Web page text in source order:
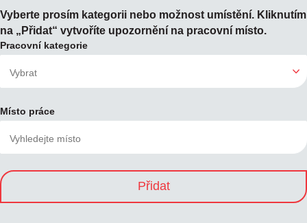
Vyberte prosím kategorii nebo možnost umístění. Kliknutím
na „Přidat“ vytvoříte upozornění na pracovní místo.
Pracovní kategorie
Místo práce
Přidat